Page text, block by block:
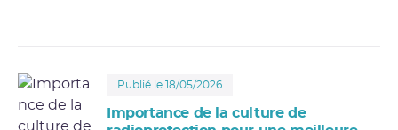
Publié le 18/05/2026
Importance de la culture de